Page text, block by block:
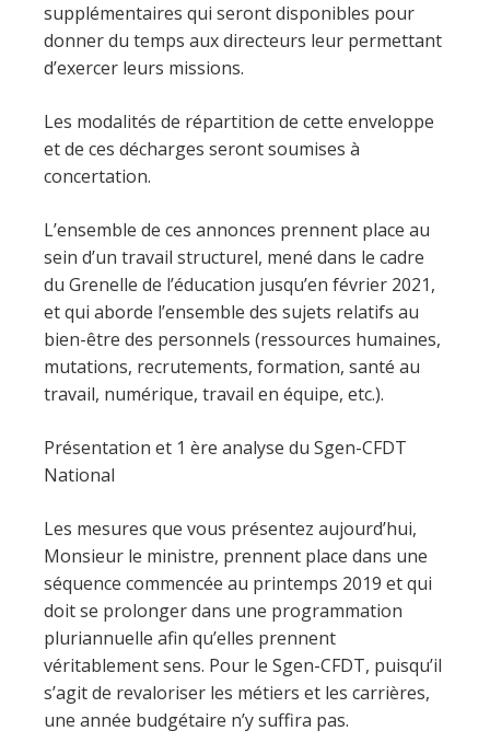
supplémentaires qui seront disponibles pour
donner du temps aux directeurs leur permettant
d’exercer leurs missions.
Les modalités de répartition de cette enveloppe
et de ces décharges seront soumises à
concertation.
L’ensemble de ces annonces prennent place au
sein d’un travail structurel, mené dans le cadre
du Grenelle de l’éducation jusqu’en février 2021,
et qui aborde l’ensemble des sujets relatifs au
bien-être des personnels (ressources humaines,
mutations, recrutements, formation, santé au
travail, numérique, travail en équipe, etc.).
Présentation et 1 ère analyse du Sgen-CFDT
National
Les mesures que vous présentez aujourd’hui,
Monsieur le ministre, prennent place dans une
séquence commencée au printemps 2019 et qui
doit se prolonger dans une programmation
pluriannuelle afin qu’elles prennent
véritablement sens. Pour le Sgen-CFDT, puisqu’il
s’agit de revaloriser les métiers et les carrières,
une année budgétaire n’y suffira pas.